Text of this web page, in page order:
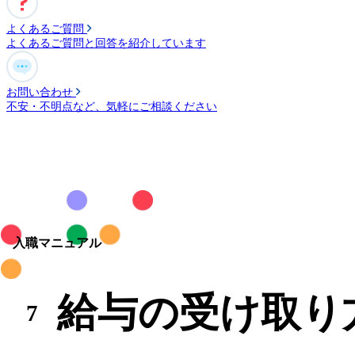
よくあるご質問
よくあるご質問と回答を紹介しています
お問い合わせ
不安・不明点など、気軽にご相談ください
入職マニュアル
7 給与の受け取り